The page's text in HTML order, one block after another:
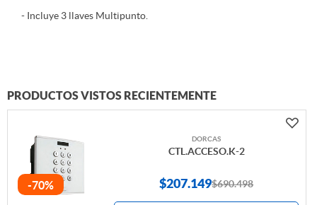
- Incluye 3 llaves Multipunto.
PRODUCTOS VISTOS RECIENTEMENTE
-70%
DORCAS
CTL.ACCESO.K-2
$207.149$690.498